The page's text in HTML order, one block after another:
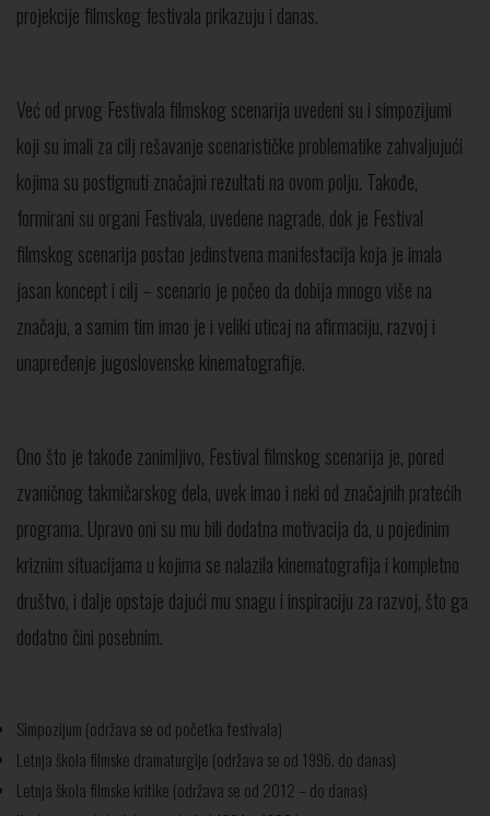
projekcije filmskog festivala prikazuju i danas.
Već od prvog Festivala filmskog scenarija uvedeni su i simpozijumi
koji su imali za cilj rešavanje scenarističke problematike zahvaljujući
kojima su postignuti značajni rezultati na ovom polju. Takođe,
formirani su organi Festivala, uvedene nagrade, dok je Festival
filmskog scenarija postao jedinstvena manifestacija koja je imala
jasan koncept i cilj – scenario je počeo da dobija mnogo više na
značaju, a samim tim imao je i veliki uticaj na afirmaciju, razvoj i
unapređenje jugoslovenske kinematografije.
Ono što je takođe zanimljivo, Festival filmskog scenarija je, pored
zvaničnog takmičarskog dela, uvek imao i neki od značajnih pratećih
programa. Upravo oni su mu bili dodatna motivacija da, u pojedinim
kriznim situacijama u kojima se nalazila kinematografija i kompletno
društvo, i dalje opstaje dajući mu snagu i inspiraciju za razvoj, što ga
dodatno čini posebnim.
Simpozijum (održava se od početka festivala)
Letnja škola filmske dramaturgije (održava se od 1996. do danas)
Letnja škola filmske kritike (održava se od 2012 – do danas)